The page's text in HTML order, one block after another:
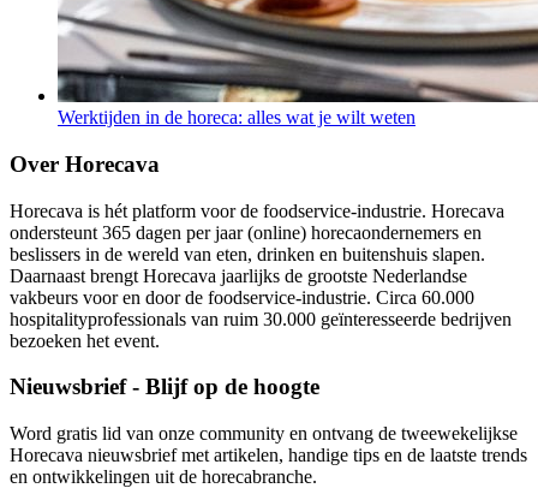
Werktijden in de horeca: alles wat je wilt weten
Over Horecava
Horecava is hét platform voor de foodservice-industrie. Horecava
ondersteunt 365 dagen per jaar (online) horecaondernemers en
beslissers in de wereld van eten, drinken en buitenshuis slapen.
Daarnaast brengt Horecava jaarlijks de grootste Nederlandse
vakbeurs voor en door de foodservice-industrie. Circa 60.000
hospitalityprofessionals van ruim 30.000 geïnteresseerde bedrijven
bezoeken het event.
Nieuwsbrief - Blijf op de hoogte
Word gratis lid van onze community en ontvang de tweewekelijkse
Horecava nieuwsbrief met artikelen, handige tips en de laatste trends
en ontwikkelingen uit de horecabranche.